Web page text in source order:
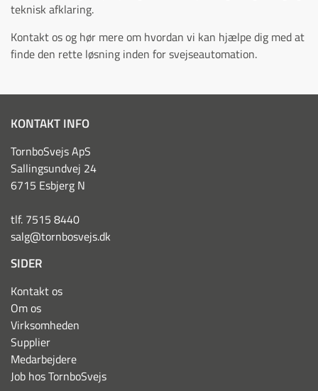
teknisk afklaring.
Kontakt os og hør mere om hvordan vi kan hjælpe dig med at
finde den rette løsning inden for svejseautomation.
KONTAKT INFO
TornboSvejs ApS
Sallingsundvej 24
6715 Esbjerg N
tlf. 7515 8440
salg@tornbosvejs.dk
SIDER
Kontakt os
Om os
Virksomheden
Supplier
Medarbejdere
Job hos TornboSvejs